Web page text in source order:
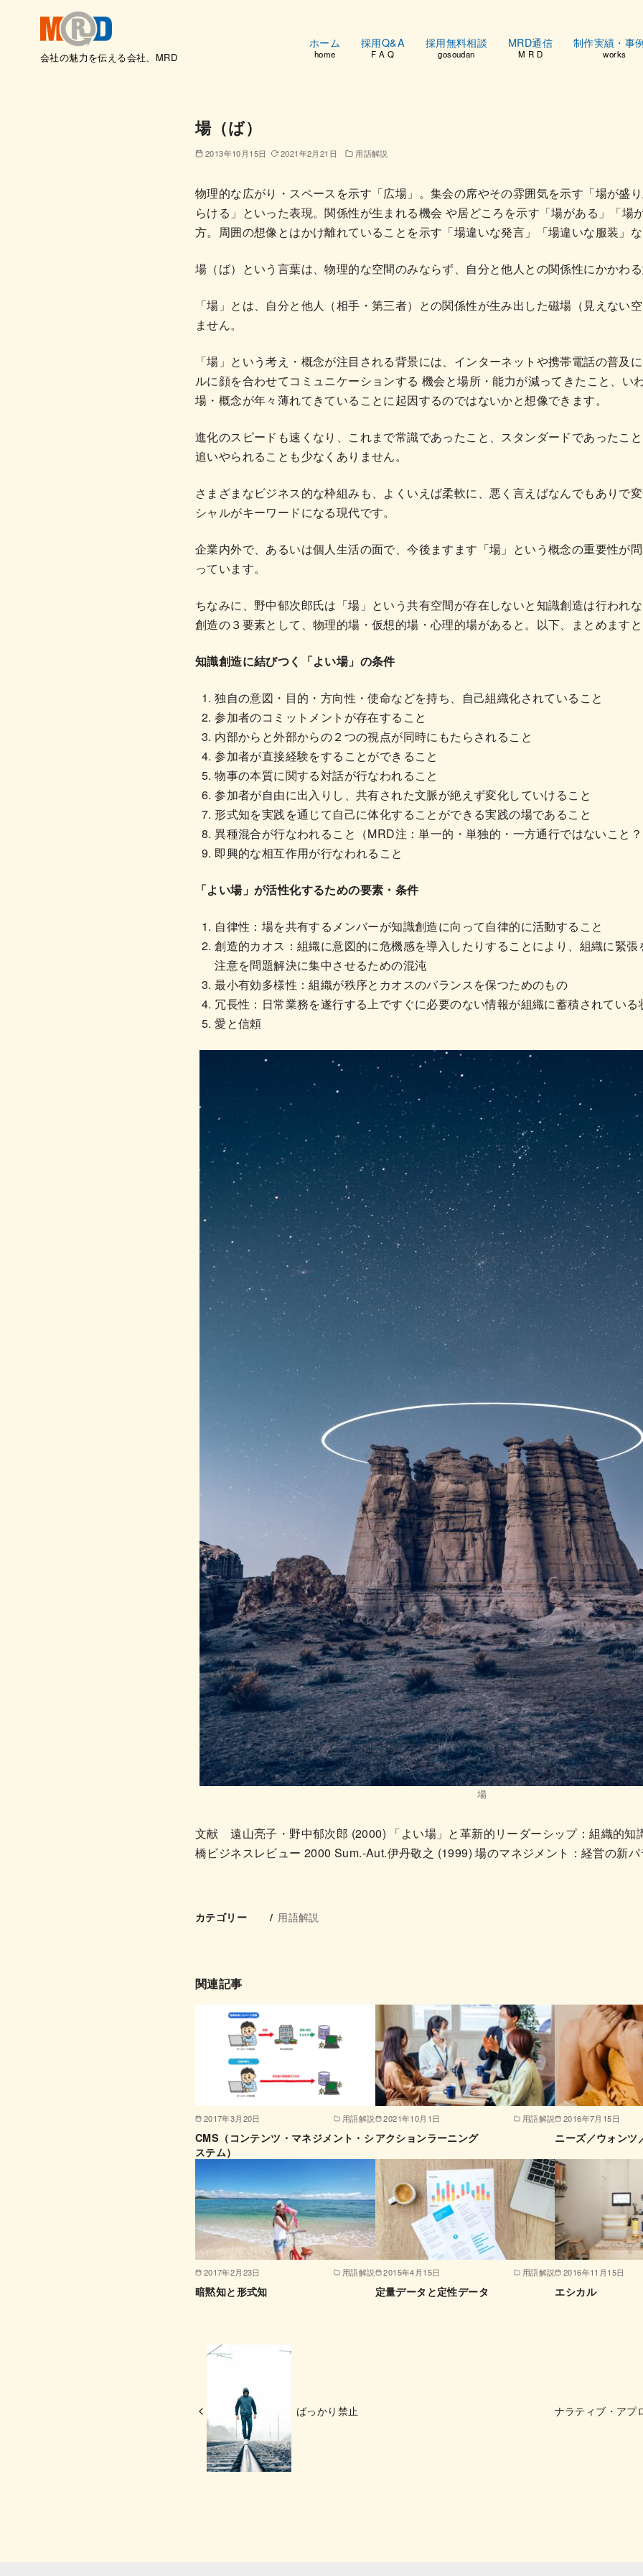
会社の魅力を伝える会社、MRD
ホーム
home
採用Q&A
F A Q
採用無料相談
gosoudan
MRD通信
M R D
制作実績・事
works
場（ば）
2013年10月15日 2021年2月21日 用語解説
物理的な広がり・スペースを示す「広場」。集会の席やその雰囲気を示す「場が盛
らける」といった表現。関係性が生まれる機会 や居どころを示す「場がある」「場
方。周囲の想像とはかけ離れていることを示す「場違いな発言」「場違いな服装」
場（ば）という言葉は、物理的な空間のみならず、自分と他人との関係性にかかわ
「場」とは、自分と他人（相手・第三者）との関係性が生み出した磁場（見えない
ません。
「場」という考え・概念が注目される背景には、インターネットや携帯電話の普及
ルに顔を合わせてコミュニケーションする 機会と場所・能力が減ってきたこと、い
場・概念が年々薄れてきていることに起因するのではないかと想像できます。
進化のスピードも速くなり、これまで常識であったこと、スタンダードであったこ
追いやられることも少なくありません。
さまざまなビジネス的な枠組みも、よくいえば柔軟に、悪く言えばなんでもありで
シャルがキーワードになる現代です。
企業内外で、あるいは個人生活の面で、今後ますます「場」という概念の重要性が
っています。
ちなみに、野中郁次郎氏は「場」という共有空間が存在しないと知識創造は行われ
創造の３要素として、物理的場・仮想的場・心理的場があると。以下、まとめます
知識創造に結びつく「よい場」の条件
独自の意図・目的・方向性・使命などを持ち、自己組織化されていること
参加者のコミットメントが存在すること
内部からと外部からの２つの視点が同時にもたらされること
参加者が直接経験をすることができること
物事の本質に関する対話が行なわれること
参加者が自由に出入りし、共有された文脈が絶えず変化していけること
形式知を実践を通じて自己に体化することができる実践の場であること
異種混合が行なわれること（MRD注：単一的・単独的・一方通行ではないこと
即興的な相互作用が行なわれること
「よい場」が活性化するための要素・条件
自律性：場を共有するメンバーが知識創造に向って自律的に活動すること
創造的カオス：組織に意図的に危機感を導入したりすることにより、組織に緊
注意を問題解決に集中させるための混沌
最小有効多様性：組織が秩序とカオスのバランスを保つためのもの
冗長性：日常業務を遂行する上ですぐに必要のない情報が組織に蓄積されている
愛と信頼
場
文献 遠山亮子・野中郁次郎 (2000) 「よい場」と革新的リーダーシップ：組織的知
橋ビジネスレビュー 2000 Sum.-Aut.伊丹敬之 (1999) 場のマネジメント：経営の新
カテゴリー 用語解説
関連記事
2017年3月20日 用語解説
CMS（コンテンツ・マネジメント・シ
ステム）
2021年10月1日 用語解説
アクションラーニング
2016年7月15日
ニーズ／ウォンツ
2017年2月23日 用語解説
暗黙知と形式知
2015年4月15日 用語解説
定量データと定性データ
2016年11月15日
エシカル
ばっかり禁止 ナラティブ・アプ